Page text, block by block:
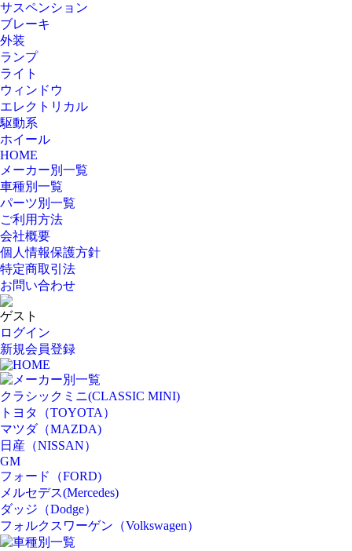
サスペンション
ブレーキ
外装
ランプ
ライト
ウィンドウ
エレクトリカル
駆動系
ホイール
HOME
メーカー別一覧
車種別一覧
パーツ別一覧
ご利用方法
会社概要
個人情報保護方針
特定商取引法
お問い合わせ
ゲスト
ログイン
新規会員登録
HOME
メーカー別一覧
クラシックミニ(CLASSIC MINI)
トヨタ（TOYOTA）
マツダ（MAZDA)
日産（NISSAN）
GM
フォード（FORD)
メルセデス(Mercedes)
ダッジ（Dodge）
フォルクスワーゲン（Volkswagen）
車種別一覧